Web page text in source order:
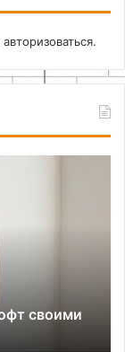
авторизоваться.